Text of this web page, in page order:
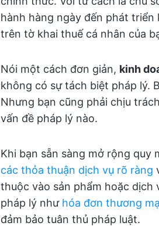
hành hàng ngày đến phát
trên tờ khai thuế cá nhân của
Nói một cách đơn giản, kinh
không có sự tách biệt pháp lý.
Nhưng bạn cũng phải chịu
vấn đề pháp lý nào.
Khi bạn sẵn sàng mở rộng
các thỏa thuận dịch vụ rõ ràng
thuộc vào sản phẩm hoặc dịch
pháp lý như hóa đơn thương
đảm bảo tuân thủ pháp luật.